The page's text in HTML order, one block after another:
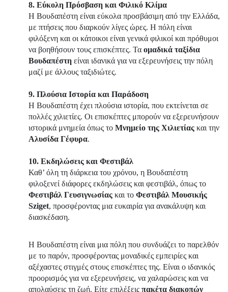
8. Εύκολη Πρόσβαση και Φιλικό Κλίμα
Η Βουδαπέστη είναι εύκολα προσβάσιμη από την Ελλάδα,
με πτήσεις που διαρκούν λίγες ώρες. Η πόλη είναι
φιλόξενη και οι κάτοικοι είναι γενικά φιλικοί και πρόθυμοι
να βοηθήσουν τους επισκέπτες. Τα ομαδικά ταξίδια
Βουδαπέστη είναι ιδανικά για να εξερευνήσεις την πόλη
μαζί με άλλους ταξιδιώτες.
9. Πλούσια Ιστορία και Παράδοση
Η Βουδαπέστη έχει πλούσια ιστορία, που εκτείνεται σε
πολλές χιλιετίες. Οι επισκέπτες μπορούν να εξερευνήσουν
ιστορικά μνημεία όπως το Μνημείο της Χιλιετίας και την
Αλυσίδα Γέφυρα.
10. Εκδηλώσεις και Φεστιβάλ
Καθ’ όλη τη διάρκεια του χρόνου, η Βουδαπέστη
φιλοξενεί διάφορες εκδηλώσεις και φεστιβάλ, όπως το
Φεστιβάλ Γευσιγνωσίας και το Φεστιβάλ Μουσικής
Sziget, προσφέροντας μια ευκαιρία για ανακάλυψη και
διασκέδαση.
Η Βουδαπέστη είναι μια πόλη που συνδυάζει το παρελθόν
με το παρόν, προσφέροντας μοναδικές εμπειρίες και
αξέχαστες στιγμές στους επισκέπτες της. Είναι ο ιδανικός
προορισμός για να εξερευνήσεις, να χαλαρώσεις και να
απολαύσεις τη ζωή. Είτε επιλέξεις πακέτα διακοπών